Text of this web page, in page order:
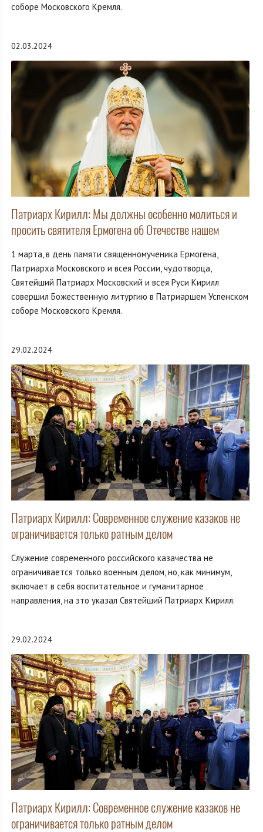
соборе Московского Кремля.
02.03.2024
Патриарх Кирилл: Мы должны особенно молиться и
просить святителя Ермогена об Отечестве нашем
1 марта, в день памяти священномученика Ермогена,
Патриарха Московского и всея России, чудотворца,
Святейший Патриарх Московский и всея Руси Кирилл
совершил Божественную литургию в Патриаршем Успенском
соборе Московского Кремля.
29.02.2024
Патриарх Кирилл: Современное служение казаков не
ограничивается только ратным делом
Служение современного российского казачества не
ограничивается только военным делом, но, как минимум,
включает в себя воспитательное и гуманитарное
направления, на это указал Святейший Патриарх Кирилл.
29.02.2024
Патриарх Кирилл: Современное служение казаков не
ограничивается только ратным делом